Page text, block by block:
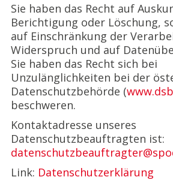
Sie haben das Recht auf
Berichtigung oder Löschung,
auf Einschränkung der
Widerspruch und auf
Sie haben das Recht sich bei
Unzulänglichkeiten bei der
Datenschutzbehörde (
beschweren.
Kontaktadresse unseres
Datenschutzbeauftragten ist:
Link: Datenschutzerklärung